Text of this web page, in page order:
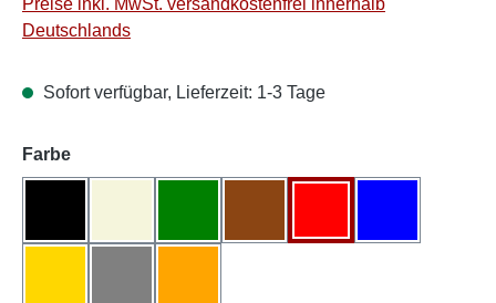
Preise inkl. MwSt. versandkostenfrei innerhalb
Deutschlands
Sofort verfügbar, Lieferzeit: 1-3 Tage
Farbeauswählen